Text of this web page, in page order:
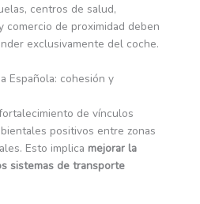
centros de salud,
comercio de proximidad deben
exclusivamente del coche.
Española: cohesión y
de vínculos
positivos entre zonas
Esto implica mejorar la
sistemas de transporte